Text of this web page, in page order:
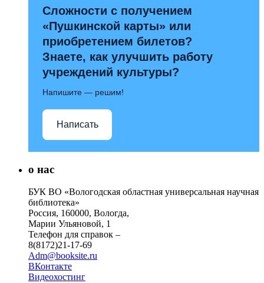
Сложности с получением
«Пушкинской карты» или
приобретением билетов?
Знаете, как улучшить работу
учреждений культуры?
Напишите — решим!
Написать
о нас
БУК ВО «Вологодская областная универсальная научная
библиотека»
Россия, 160000, Вологда,
Марии Ульяновой, 1
Телефон для справок –
8(8172)21-17-69
Adm@booksite.ru
ВКонтакте
Видеохостинг